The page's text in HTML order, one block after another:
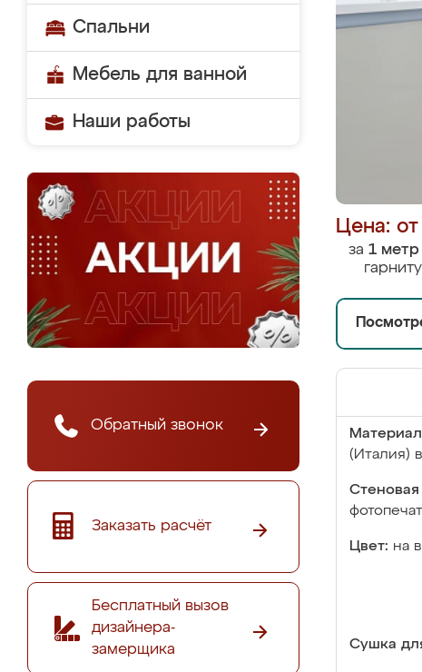
Спальни
Мебель для ванной
Наши работы
Обратный звонок
Заказать расчёт
Бесплатный вызов
дизайнера-
замерщика
Цена:
за 1 метр
(Италия)
Стеновая
Цвет: на
Сушка